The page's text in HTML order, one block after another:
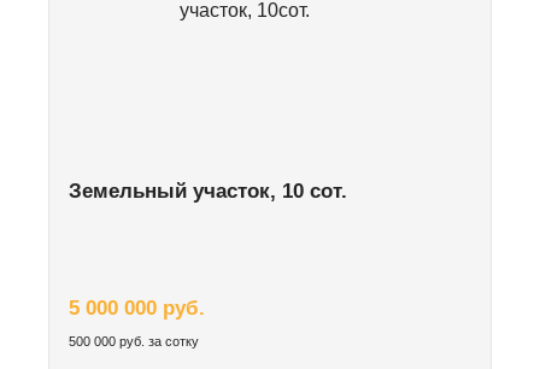
Земельный участок, 10 сот.
5 000 000 руб.
500 000 руб. за сотку